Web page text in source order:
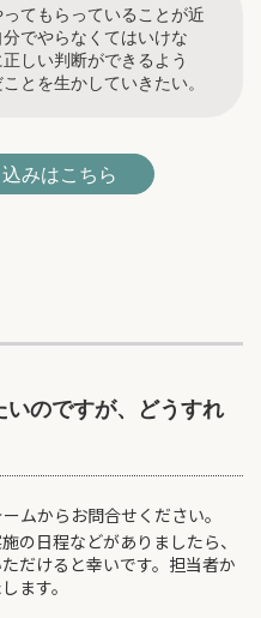
てもらっていることが近
でやらなくてはいけな
しい判断ができるよう
とを生かしていきたい。
みはこちら
のですが、どうすれ
ムからお問合せください。
の日程などがありましたら、
だけると幸いです。担当者か
ます。